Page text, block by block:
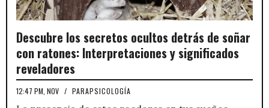
Descubre los secretos ocultos detrás de soñar
con ratones: Interpretaciones y significados
reveladores
12:47 PM, NOV / PARAPSICOLOGÍA